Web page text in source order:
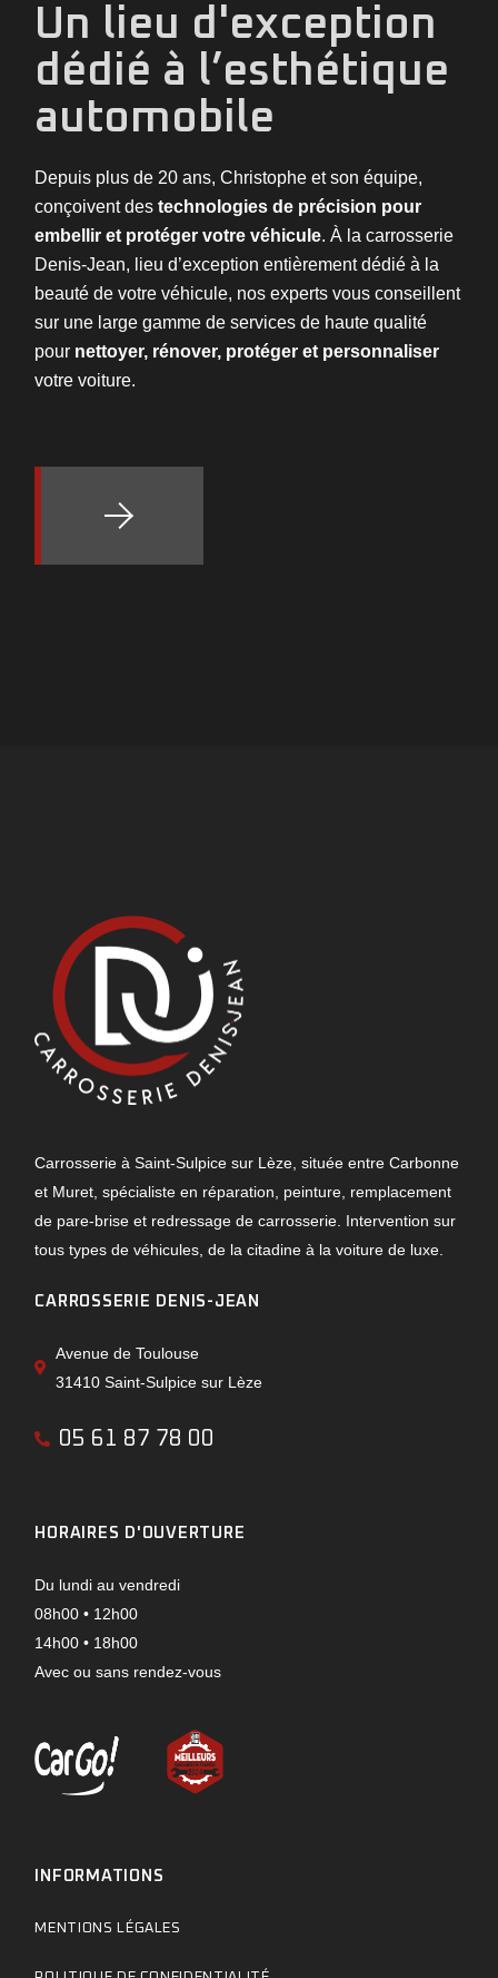
Un lieu d'exception
dédié à l’esthétique
automobile
Depuis plus de 20 ans, Christophe et son équipe,
conçoivent destechnologies de précision pour
embellir et protéger votre véhicule. À la carrosserie
Denis-Jean, lieu d’exception entièrement dédié à la
beauté de votre véhicule, nos experts vous conseillent
sur une large gamme de services de haute qualité
pour nettoyer, rénover, protéger et personnaliser
votre voiture.
Carrosserie à Saint-Sulpice sur Lèze, située entre Carbonne
et Muret, spécialiste en réparation, peinture, remplacement
de pare-brise et redressage de carrosserie. Intervention sur
tous types de véhicules, de la citadine à la voiture de luxe.
CARROSSERIE DENIS-JEAN
Avenue de Toulouse
31410 Saint-Sulpice sur Lèze
05 61 87 78 00
HORAIRES D'OUVERTURE
Du lundi au vendredi
08h00 • 12h00
14h00 • 18h00
Avec ou sans rendez-vous
INFORMATIONS
MENTIONS LÉGALES